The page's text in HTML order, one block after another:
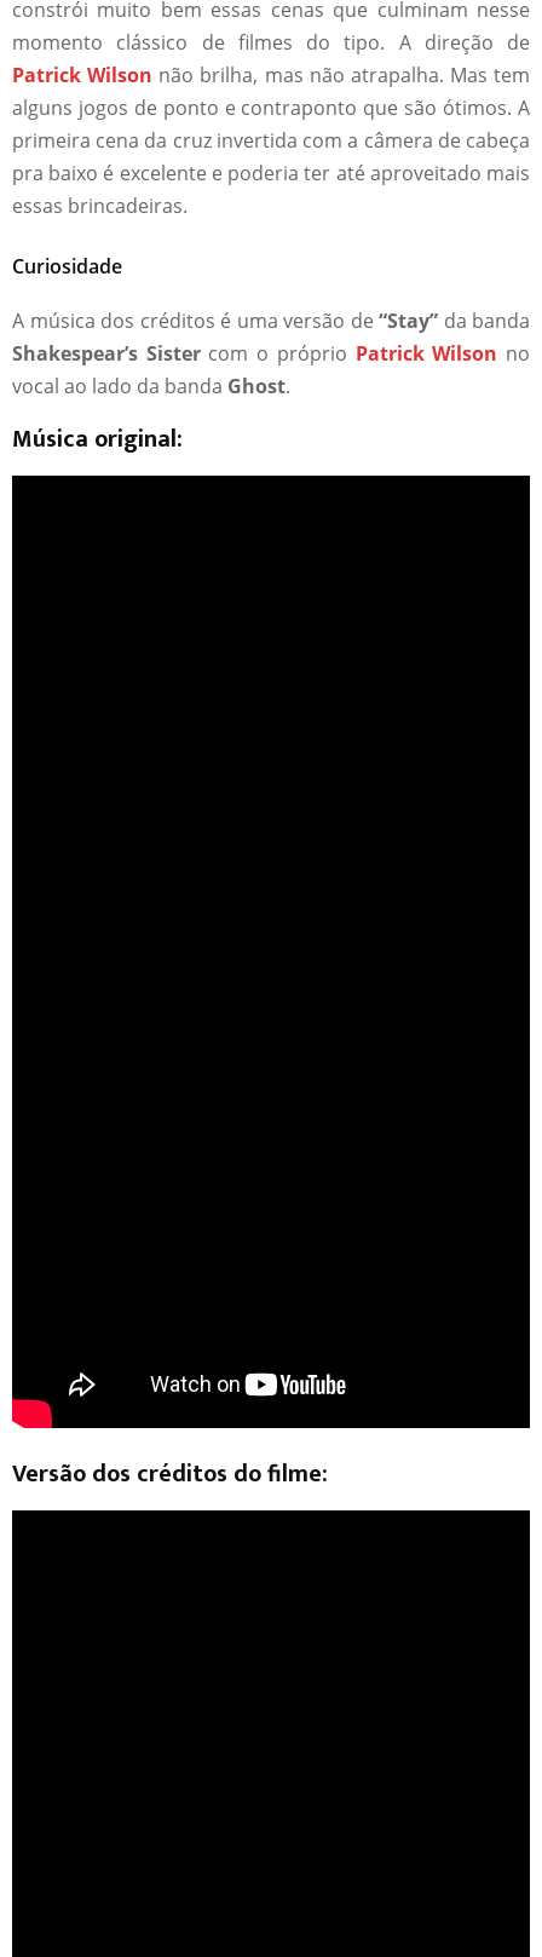
constrói muito bem essas cenas que culminam nesse
momento clássico de filmes do tipo. A direção de
Patrick Wilson não brilha, mas não atrapalha. Mas tem
alguns jogos de ponto e contraponto que são ótimos. A
primeira cena da cruz invertida com a câmera de cabeça
pra baixo é excelente e poderia ter até aproveitado mais
essas brincadeiras.
Curiosidade
A música dos créditos é uma versão de “Stay” da banda
Shakespear’s Sistercom o próprio Patrick Wilson no
vocal ao lado da banda Ghost.
Música original:
Versão dos créditos do filme: